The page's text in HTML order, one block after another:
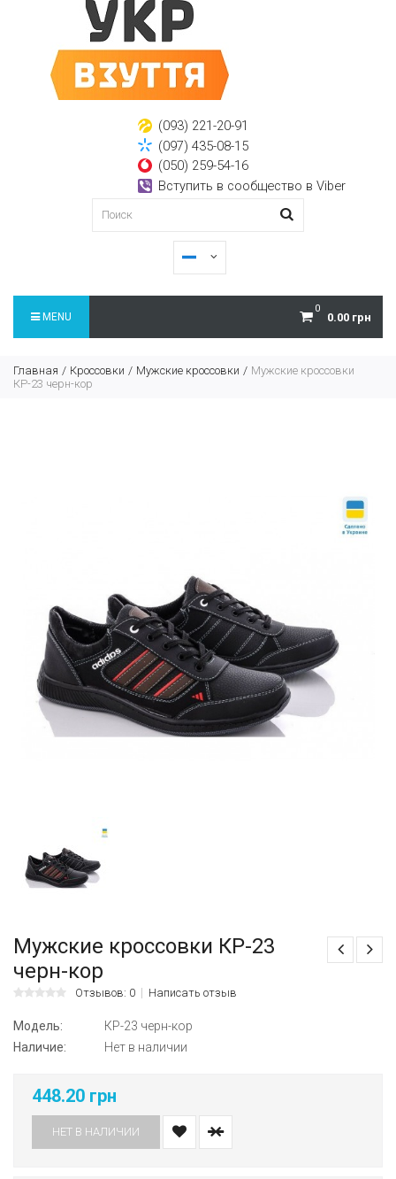
(093) 221-20-91
(097) 435-08-15
(050) 259-54-16
Вступить в сообщество в Viber
0
0.00 грн
MENU
Главная Кроссовки Мужские кроссовки
Мужские кроссовки
КР-23 черн-кор
Мужские кроссовки КР-23
черн-кор
Отзывов: 0 Написать отзыв
Модель:
КР-23 черн-кор
Наличие:
Нет в наличии
448.20 грн
НЕТ В НАЛИЧИИ